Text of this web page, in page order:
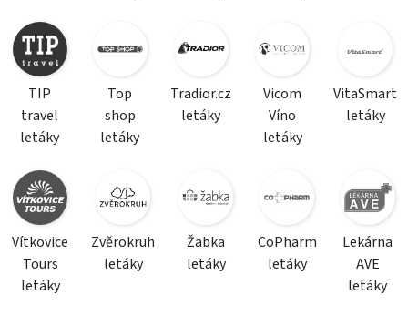
TIP
travel
letáky
Top
shop
letáky
Tradior.cz
letáky
Vicom
Víno
letáky
VitaSmart
letáky
Vítkovice
Tours
letáky
Zvěrokruh
letáky
Žabka
letáky
CoPharm
letáky
Lekárna
AVE
letáky